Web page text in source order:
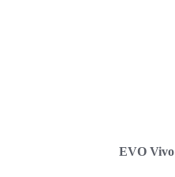
EVO Vivo